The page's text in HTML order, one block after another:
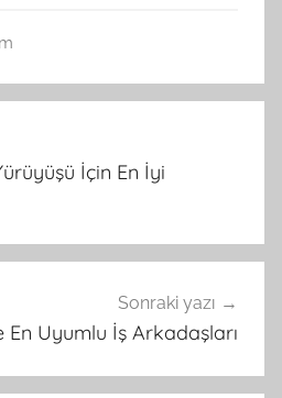
İçin En İyi
Sonraki yazı
Uyumlu İş Arkadaşları